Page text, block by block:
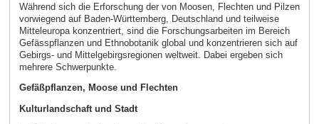
Während sich die Erforschung der von Moosen, Flechten und Pilzen
vorwiegend auf Baden-Württemberg, Deutschland und teilweise
Mitteleuropa konzentriert, sind die Forschungsarbeiten im Bereich
Gefässpflanzen und Ethnobotanik global und konzentrieren sich auf
Gebirgs- und Mittelgebirgsregionen weltweit. Dabei ergeben sich
mehrere Schwerpunkte.
Gefäßpflanzen, Moose und Flechten
Kulturlandschaft und Stadt